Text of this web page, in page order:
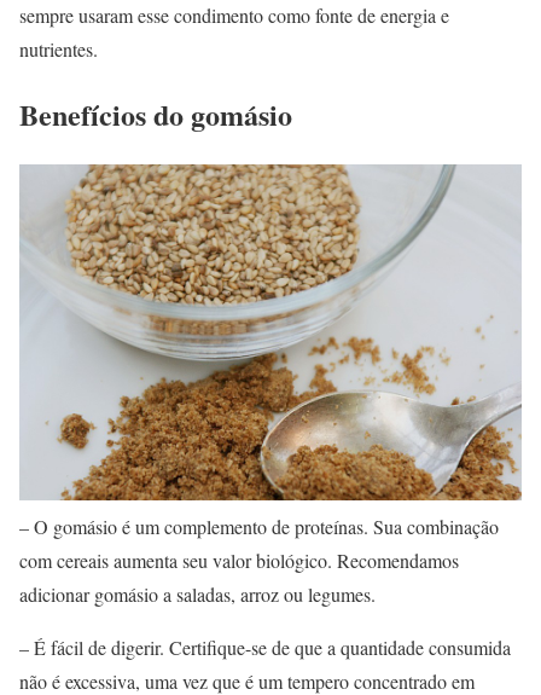
sempre usaram esse condimento como fonte de energia e
nutrientes.
Benefícios do gomásio
– O gomásio é um complemento de proteínas. Sua combinação
com cereais aumenta seu valor biológico. Recomendamos
adicionar gomásio a saladas, arroz ou legumes.
– É fácil de digerir. Certifique-se de que a quantidade consumida
não é excessiva, uma vez que é um tempero concentrado em